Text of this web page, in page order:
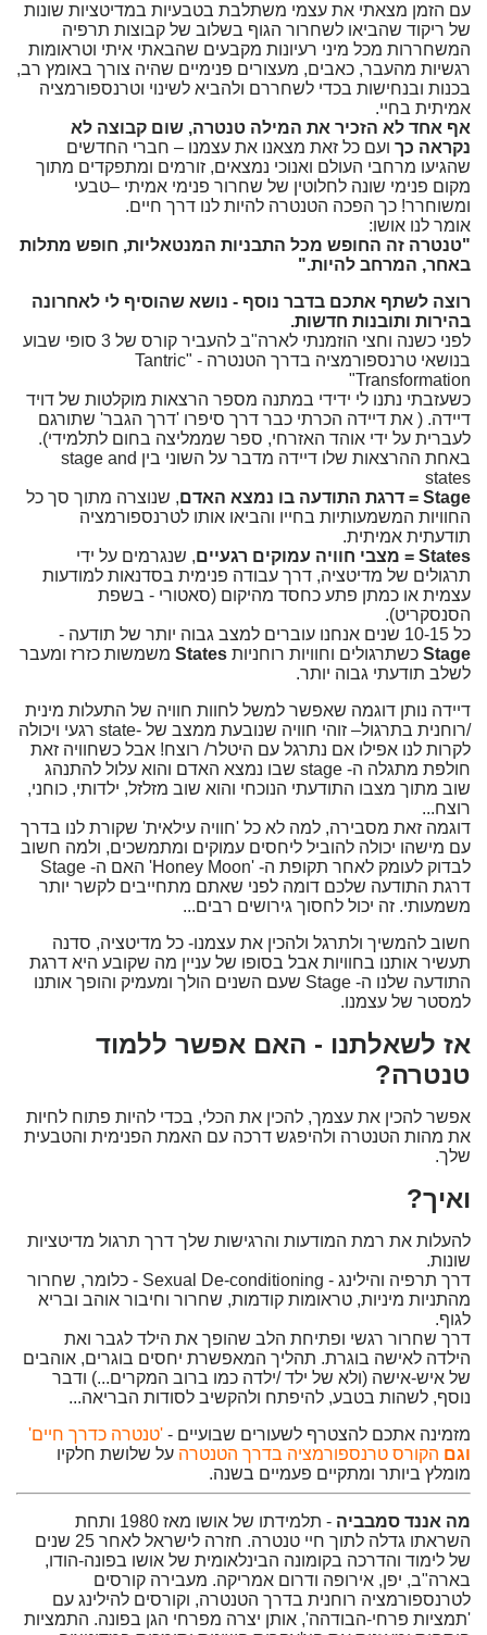
עם הזמן מצאתי את עצמי משתלבת בטבעיות במדיטציות שונות
של ריקוד שהביאו לשחרור הגוף בשלוב של קבוצות תרפיה
המשחררות מכל מיני רעיונות מקבעים שהבאתי איתי וטראומות
רגשיות מהעבר, כאבים, מעצורים פנימיים שהיה צורך באומץ רב,
בכנות ובנחישות בכדי לשחררם ולהביא לשינוי וטרנספורמציה
אמיתית בחיי.
אף אחד לא הזכיר את המילה טנטרה, שום קבוצה לא
נקראה כך ועם כל זאת מצאנו את עצמנו – חברי החדשים
שהגיעו מרחבי העולם ואנוכי נמצאים, זורמים ומתפקדים מתוך
מקום פנימי שונה לחלוטין של שחרור פנימי אמיתי –טבעי
ומשוחרר! כך הפכה הטנטרה להיות לנו דרך חיים.
אומר לנו אושו:
"טנטרה זה החופש מכל התבניות המנטאליות, חופש מתלות
באחר, המרחב להיות."
רוצה לשתף אתכם בדבר נוסף - נושא שהוסיף לי לאחרונה
בהירות ותובנות חדשות.
לפני כשנה וחצי הוזמנתי לארה"ב להעביר קורס של 3 סופי שבוע
בנושאי טרנספורמציה בדרך הטנטרה - "Tantric
Transformation"
כשעזבתי נתנו לי ידידי במתנה מספר הרצאות מוקלטות של דויד
דיידה. ( את דיידה הכרתי כבר דרך סיפרו 'דרך הגבר' שתורגם
לעברית על ידי אוהד האזרחי, ספר שממליצה בחום לתלמידי).
באחת ההרצאות שלו דיידה מדבר על השוני בין stage and
states
Stage = דרגת התודעה בו נמצא האדם
, שנוצרה מתוך סך כל
החוויות המשמעותיות בחייו והביאו אותו לטרנספורמציה
תודעתית אמיתית.
States = מצבי חוויה עמוקים רגעיים
, שנגרמים על ידי
תרגולים של מדיטציה, דרך עבודה פנימית בסדנאות למודעות
עצמית או כמתן פתע כחסד מהיקום (סאטורי - בשפת
הסנסקריט).
כל 10-15 שנים אנחנו עוברים למצב גבוה יותר של תודעה -
Stage כשתרגולים וחוויות רוחניות States משמשות כזרז ומעבר
לשלב תודעתי גבוה יותר.
דיידה נותן דוגמה שאפשר למשל לחוות חוויה של התעלות מינית
/רוחנית בתרגול– זוהי חוויה שנובעת ממצב של -state רגעי ויכולה
לקרות לנו אפילו אם נתרגל עם היטלר/ רוצח! אבל כשחוויה זאת
חולפת מתגלה ה- stage שבו נמצא האדם והוא עלול להתנהג
שוב מתוך מצבו התודעתי הנוכחי והוא שוב מזלזל, ילדותי, כוחני,
רוצח...
דוגמה זאת מסבירה, למה לא כל 'חוויה עילאית' שקורת לנו בדרך
עם מישהו יכולה להוביל ליחסים עמוקים ומתמשכים, ולמה חשוב
לבדוק לעומק לאחר תקופת ה- 'Honey Moon' האם ה- Stage
דרגת התודעה שלכם דומה לפני שאתם מתחייבים לקשר יותר
משמעותי. זה יכול לחסוך גירושים רבים...
חשוב להמשיך ולתרגל ולהכין את עצמנו- כל מדיטציה, סדנה
תעשיר אותנו בחוויות אבל בסופו של עניין מה שקובע היא דרגת
התודעה שלנו ה- Stage שעם השנים הולך ומעמיק והופך אותנו
למסטר של עצמנו.
אז לשאלתנו - האם אפשר ללמוד
טנטרה?
אפשר להכין את עצמך, להכין את הכלי, בכדי להיות פתוח לחיות
את מהות הטנטרה ולהיפגש דרכה עם האמת הפנימית והטבעית
שלך.
ואיך?
להעלות את רמת המודעות והרגישות שלך דרך תרגול מדיטציות
שונות.
דרך תרפיה והילינג - Sexual De-conditioning - כלומר, שחרור
מהתניות מיניות, טראומות קודמות, שחרור וחיבור אוהב ובריא
לגוף.
דרך שחרור רגשי ופתיחת הלב שהופך את הילד לגבר ואת
הילדה לאישה בוגרת. תהליך המאפשרת יחסים בוגרים, אוהבים
של איש-אישה (ולא של ילד /ילדה כמו ברוב המקרים...) ודבר
נוסף, לשהות בטבע, להיפתח ולהקשיב לסודות הבריאה...
מזמינה אתכם להצטרף לשעורים שבועיים - 'טנטרה כדרך חיים'
וגם הקורס טרנספורמציה בדרך הטנטרה על שלושת חלקיו
מומלץ ביותר ומתקיים פעמיים בשנה.
מה אננד סמבביה
- תלמידתו של אושו מאז 1980 ותחת
השראתו גדלה לתוך חיי טנטרה. חזרה לישראל לאחר 25 שנים
של לימוד והדרכה בקומונה הבינלאומית של אושו בפונה-הודו,
בארה"ב, יפן, אירופה ודרום אמריקה. מעבירה קורסים
לטרנספורמציה רוחנית בדרך הטנטרה, וקורסים להילינג עם
'תמציות פרחי-הבודהה', אותן יצרה מפרחי הגן בפונה. התמציות